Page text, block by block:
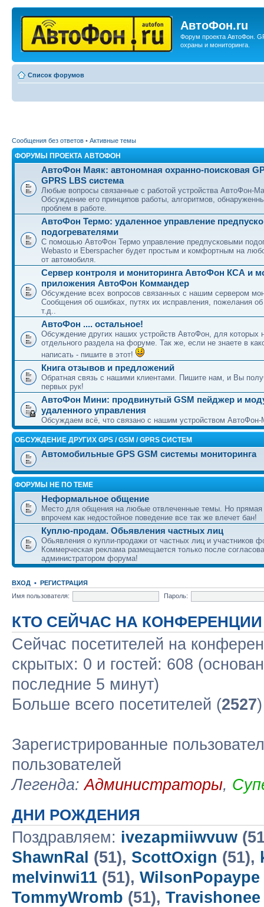
АвтоФон.ru
Форум проекта АвтоФон.
охраны и мониторинга.
Список форумов
Сообщения без ответов • Активные темы
ФОРУМЫ ПРОЕКТА АВТОФОН
АвтоФон Маяк: автономная охранно-поисковая
GPRS LBS система
Любые вопросы связанные с работой устройства АвтоФон-
Обсуждение его принципов работы, алгоритмов,
проблем в работе.
АвтоФон Термо: удаленное управление
подогревателями
С помошью АвтоФон Термо управление предпусковыми
Webasto и Eberspacher будет простым и комфортным на
от автомобиля.
Сервер контроля и мониторинга АвтоФон КСА и
приложения АвтоФон Коммандер
Обсуждение всех вопросов связанных с нашим сервером
Сообщения об ошибках, путях их исправления, пожелания
т.д..
АвтоФон .... остальное!
Обсуждение других наших устройств АвтоФон, для которых
отдельного раздела на форуме. Так же, если не знаете в
написать - пишите в этот!
Книга отзывов и предложений
Обратная связь с нашими клиентами. Пишите нам, и Вы
первых рук!
АвтоФон Мини: продвинутый GSM пейджер и
удаленного управления
Обсуждаем всё, что связано с нашим устройством
ОБСУЖДЕНИЕ ДРУГИХ GPS / GSM / GPRS СИСТЕМ
Автомобильные GPS GSM системы мониторинга
ФОРУМЫ НЕ ПО ТЕМЕ
Неформальное общение
Место для общения на любые отвлеченные темы. Но прямая
впрочем как недостойное поведение все так же влечет бан!
Куплю-продам. Обьявления частных лиц
Обьявления о купли-продажи от частных лиц и участников
Коммерческая реклама размещается только после
администратором форума!
ВХОД • РЕГИСТРАЦИЯ
Имя пользователя:
Пароль:
КТО СЕЙЧАС НА КОНФЕРЕНЦИИ
Сейчас посетителей на
скрытых: 0 и гостей: 608
последние 5 минут)
Больше всего посетителей (2527
Зарегистрированные
пользователей
Легенда:Администраторы,
ДНИ РОЖДЕНИЯ
Поздравляем: ivezapmiiwvuw
ShawnRal (51), ScottOxign (51),
melvinwi11 (51), WilsonPopaype
TommyWromb (51), Travishonee